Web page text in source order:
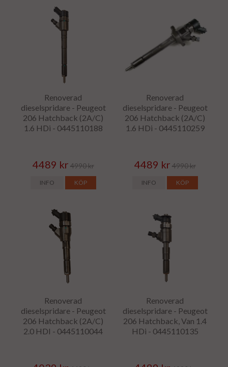
Renoverad
dieselspridare - Peugeot
206 Hatchback (2A/C)
1.6 HDi - 0445110188
4489 kr 4990 kr
INFO KÖP
Renoverad
dieselspridare - Peugeot
206 Hatchback (2A/C)
1.6 HDi - 0445110259
4489 kr 4990 kr
INFO KÖP
Renoverad
dieselspridare - Peugeot
206 Hatchback (2A/C)
2.0 HDI - 0445110044
Renoverad
dieselspridare - Peugeot
206 Hatchback, Van 1.4
HDi - 0445110135